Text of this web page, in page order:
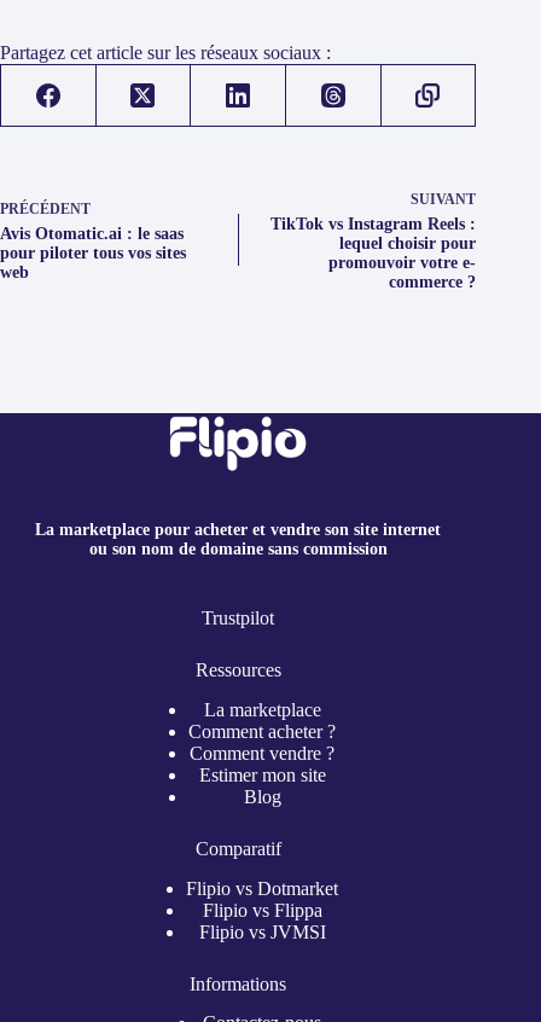
Partagez cet article sur les réseaux sociaux :
PRÉCÉDENT
Avis Otomatic.ai : le saas
pour piloter tous vos sites
web
SUIVANT
TikTok vs Instagram Reels :
lequel choisir pour
promouvoir votre e-
commerce ?
La marketplace pour acheter et vendre son site internet
ou son nom de domaine sans commission
Trustpilot
Ressources
La marketplace
Comment acheter ?
Comment vendre ?
Estimer mon site
Blog
Comparatif
Flipio vs Dotmarket
Flipio vs Flippa
Flipio vs JVMSI
Informations